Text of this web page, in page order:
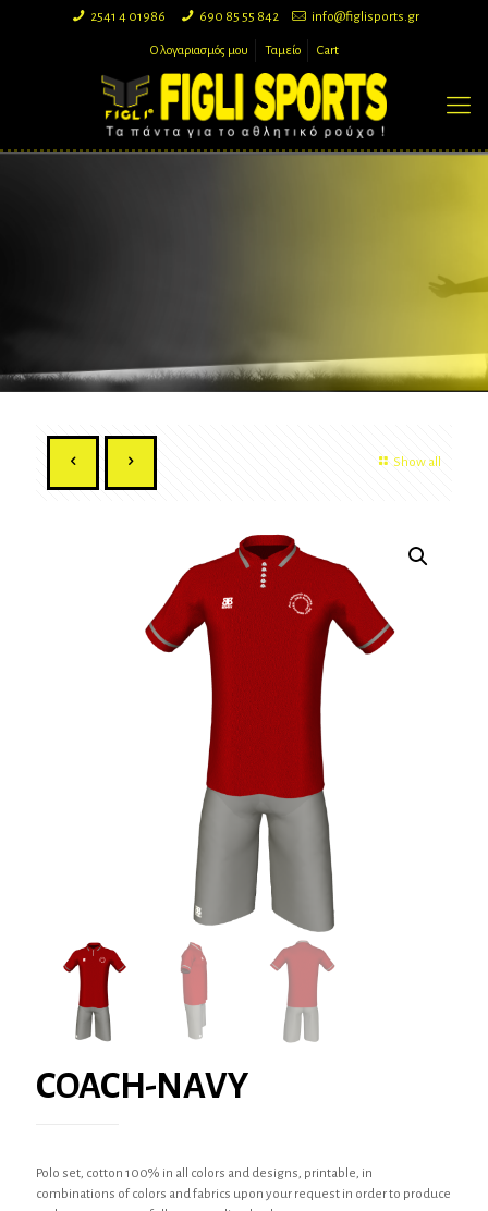
2541 4 01986 690 85 55 842 info@figlisports.gr
Ο λογαριασμός μου Ταμείο Cart
Show all
COACH-NAVY
Polo set, cotton 100% in all colors and designs, printable, in
combinations of colors and fabrics upon your request in order to produce